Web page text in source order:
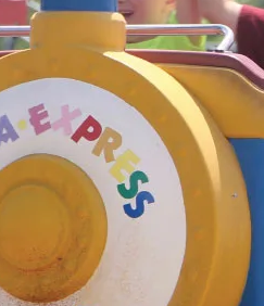
DE REGALO
SALDO DE LA
REGALO